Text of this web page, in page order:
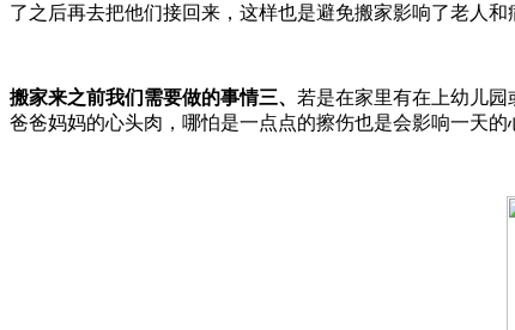
了之后再去把他们接回来，这样也是避免搬家影响了老人和
搬家来之前我们需要做的事情三、 若是在家里有在上幼儿
爸爸妈妈的心头肉，哪怕是一点点的擦伤也是会影响一天的